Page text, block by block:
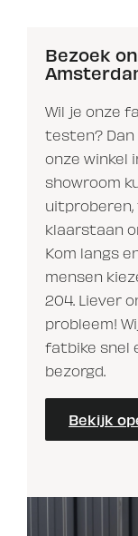
Bezoek
Wil je onze
testen? Dan
onze winkel
showroom
klaarstaan
Kom langs
mensen
204. Liever
probleem!
fatbike snel
bezorgd.
Bekijk